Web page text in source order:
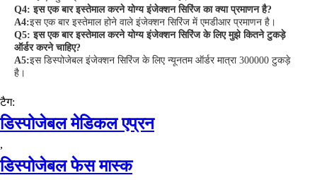
Q4: इस एक बार इस्तेमाल करने योग्य इंजेक्शन सिरिंज का क्या प्रमाणन है?
A4:इस एक बार इस्तेमाल होने वाले इंजेक्शन सिरिंज में एमडीआर प्रमाणन है।
Q5: इस एक बार इस्तेमाल करने योग्य इंजेक्शन सिरिंज के लिए मुझे कितने टुकड़े
ऑर्डर करने चाहिए?
A5:इस डिस्पोजेबल इंजेक्शन सिरिंज के लिए न्यूनतम ऑर्डर मात्रा 300000 टुकड़े
है।
टैग:
डिस्पोजेबल मेडिकल एप्रन
,
डिस्पोजेबल फेस मास्क